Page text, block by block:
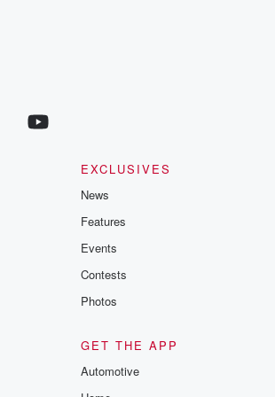
for additional exclusive content, curated book
and community discussions. Sign up FREE
EXCLUSIVES
News
Features
Events
Contests
Photos
GET THE APP
Automotive